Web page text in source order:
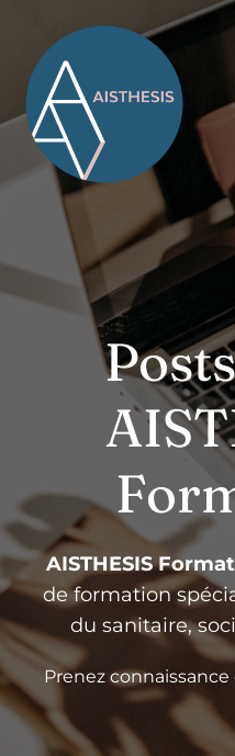
AISTHESIS
de formation
du sanitaire,
Prenez